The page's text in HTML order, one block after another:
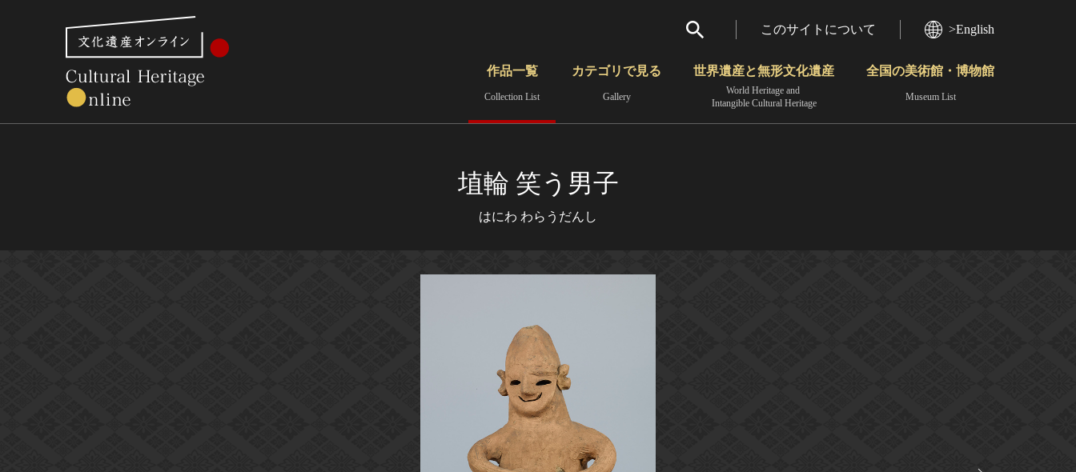
さらに詳細検索
このサイトについて >English
作品一覧
Collection List
カテゴリで見る
Gallery
世界遺産と無形文化遺産
World Heritage and
Intangible Cultural Heritage
全国の美術館・博物館
Museum List
埴輪 笑う男子
はにわ わらうだんし